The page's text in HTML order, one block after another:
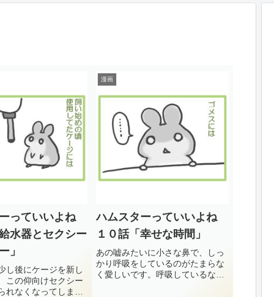
っていいよね
水器とセクシー
」
し後にケージを新し
この仰向けセクシー
れなくなってしまい
漫画
ハムスターっていいよね
１０話「幸せな時間」
あの嘘みたいに小さな鼻で、しっ
かり呼吸をしているのがたまらな
く愛しいです。呼吸しているなん